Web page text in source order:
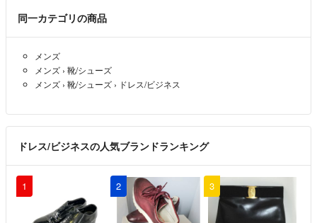
同一カテゴリの商品
メンズ
メンズ › 靴/シューズ
メンズ › 靴/シューズ › ドレス/ビジネス
ドレス/ビジネスの人気ブランドランキング
1 2 3